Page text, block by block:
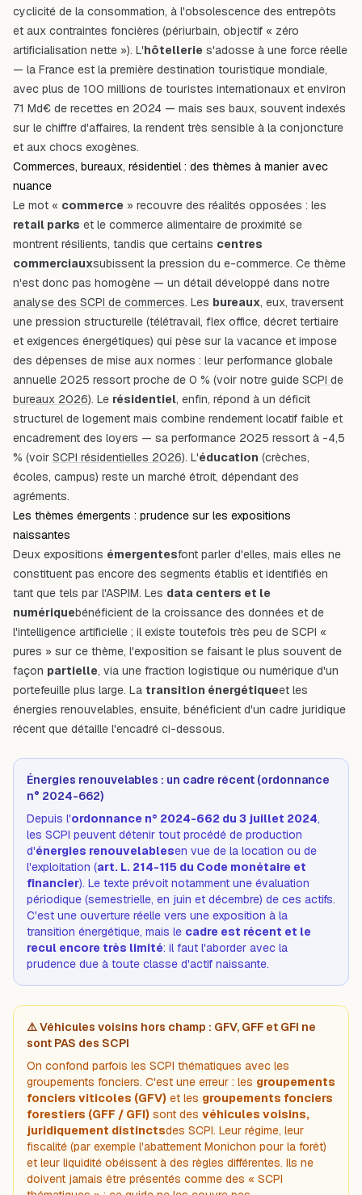
cyclicité de la consommation, à l'obsolescence des entrepôts
et aux contraintes foncières (périurbain, objectif « zéro
artificialisation nette »). L'hôtellerie s'adosse à une force réelle
— la France est la première destination touristique mondiale,
avec plus de 100 millions de touristes internationaux et environ
71 Md€ de recettes en 2024 — mais ses baux, souvent indexés
sur le chiffre d'affaires, la rendent très sensible à la conjoncture
et aux chocs exogènes.
Commerces, bureaux, résidentiel : des thèmes à manier avec
nuance
Le mot « commerce » recouvre des réalités opposées : les
retail parks et le commerce alimentaire de proximité se
montrent résilients, tandis que certains centres
commerciauxsubissent la pression du e-commerce. Ce thème
n'est donc pas homogène — un détail développé dans notre
analyse des SCPI de commerces. Les bureaux, eux, traversent
une pression structurelle (télétravail, flex office, décret tertiaire
et exigences énergétiques) qui pèse sur la vacance et impose
des dépenses de mise aux normes : leur performance globale
annuelle 2025 ressort proche de 0 % (voir notre guide SCPI de
bureaux 2026). Le résidentiel, enfin, répond à un déficit
structurel de logement mais combine rendement locatif faible et
encadrement des loyers — sa performance 2025 ressort à -4,5
% (voir SCPI résidentielles 2026). L'éducation (crèches,
écoles, campus) reste un marché étroit, dépendant des
agréments.
Les thèmes émergents : prudence sur les expositions
naissantes
Deux expositions émergentesfont parler d'elles, mais elles ne
constituent pas encore des segments établis et identifiés en
tant que tels par l'ASPIM. Les data centers et le
numériquebénéficient de la croissance des données et de
l'intelligence artificielle ; il existe toutefois très peu de SCPI «
pures » sur ce thème, l'exposition se faisant le plus souvent de
façon partielle, via une fraction logistique ou numérique d'un
portefeuille plus large. La transition énergétiqueet les
énergies renouvelables, ensuite, bénéficient d'un cadre juridique
récent que détaille l'encadré ci-dessous.
Énergies renouvelables : un cadre récent (ordonnance
n° 2024-662)
Depuis l'ordonnance n° 2024-662 du 3 juillet 2024,
les SCPI peuvent détenir tout procédé de production
d'énergies renouvelablesen vue de la location ou de
l'exploitation (art. L. 214-115 du Code monétaire et
financier). Le texte prévoit notamment une évaluation
périodique (semestrielle, en juin et décembre) de ces actifs.
C'est une ouverture réelle vers une exposition à la
transition énergétique, mais le cadre est récent et le
recul encore très limité: il faut l'aborder avec la
prudence due à toute classe d'actif naissante.
⚠️ Véhicules voisins hors champ : GFV, GFF et GFI ne
sont PAS des SCPI
On confond parfois les SCPI thématiques avec les
groupements fonciers. C'est une erreur : les groupements
fonciers viticoles (GFV) et les groupements fonciers
forestiers (GFF / GFI) sont des véhicules voisins,
juridiquement distinctsdes SCPI. Leur régime, leur
fiscalité (par exemple l'abattement Monichon pour la forêt)
et leur liquidité obéissent à des règles différentes. Ils ne
doivent jamais être présentés comme des « SCPI